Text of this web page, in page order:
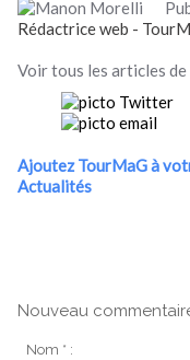
Rédactrice web -
Voir tous les articles
Ajoutez TourMaG à
Actualités
Nouveau
Nom * :